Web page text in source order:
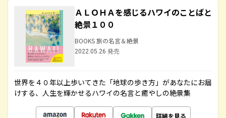
ＡＬＯＨＡを感じるハワイのことばと
絶景１００
BOOKS 旅の名言＆絶景
2022.05.26 発売
世界を４０年以上歩いてきた「地球の歩き方」があなたにお届
けする、人生を輝かせるハワイの名言と癒やしの絶景集
詳細を見る